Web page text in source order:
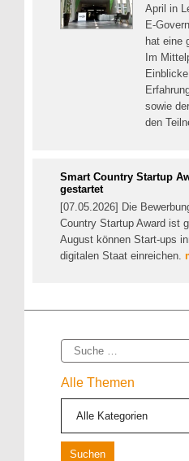
April in
E-
hat eine
Im
sowie
den
Smart Country Startup
gestartet
[07.05.2026] Die
Country Startup Award ist
August können Start-ups
digitalen Staat einreichen.
Suche
Alle Themen